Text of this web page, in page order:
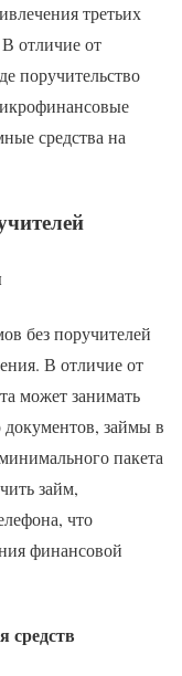
третьих
В отличие от
поручительство
средства на
без поручителей
В отличие от
может занимать
документов, займы в
пакета
займ,
что
финансовой
средств